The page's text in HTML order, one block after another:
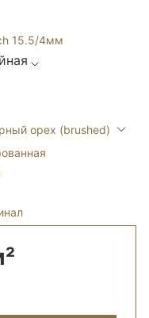
15.5/4мм
орех (brushed)